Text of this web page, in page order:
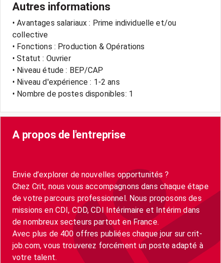
Autres informations
• Avantages salariaux : Prime individuelle et/ou
collective
• Fonctions : Production & Opérations
• Statut : Ouvrier
• Niveau étude : BEP/CAP
• Niveau d'expérience : 1-2 ans
• Nombre de postes disponibles: 1
A propos de l'entreprise
Envie d’explorer de nouvelles opportunités ?
Chez Crit, nous vous accompagnons dans chaque étape
de votre parcours professionnel. Nous proposons des
missions en CDI, CDD, CDI Intérimaire et Intérim dans
de nombreux secteurs partout en France.
Avec plus de 400 offres publiées chaque jour sur crit-
job.com, vous trouverez forcément un poste adapté à
votre talent.